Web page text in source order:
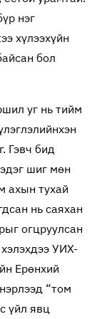
нэг
хүлээхүйн
бол
уг нь тийм
Гэвч бид
шиг мөн
ахын тухай
нь саяхан
огцруулсан
УИХ-
Ерөнхий
“том
үйл явц